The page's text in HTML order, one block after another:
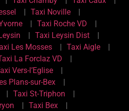
Taxi Noville
Taxi Roche VD
Taxi Leysin Dist
Les Mosses
Taxi Aigle
La Forclaz VD
Vers-l’Eglise
Plans-sur-Bex
Taxi St-Triphon
Taxi Bex